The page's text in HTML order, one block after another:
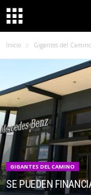
Inicio Gigantes del Camino
GIGANTES DEL CAMINO
SE PUEDEN